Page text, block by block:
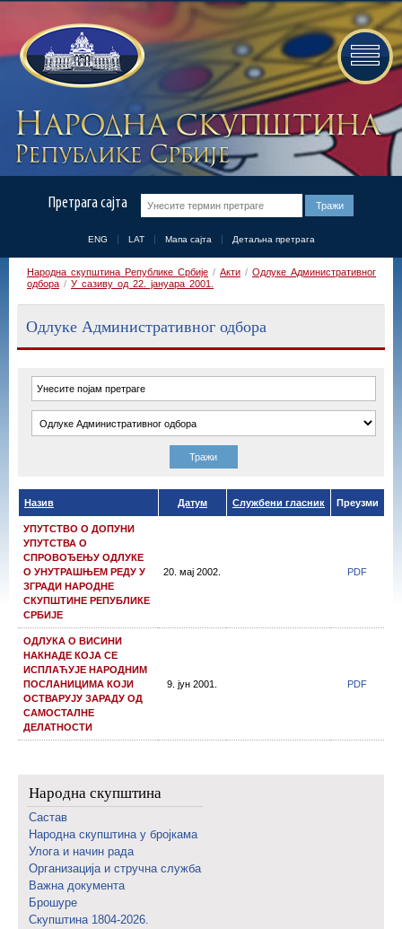
Претрага сајта
ENG LAT Мапа сајта Детаљна претрага
Народна скупштина Републике Србије / Акти / Одлуке Административног
одбора / У сазиву од 22. јануара 2001.
Одлуке Административног одбора
Назив Датум Службени гласник Преузми
УПУТСТВО О ДОПУНИ
УПУТСТВА О
СПРОВОЂЕЊУ ОДЛУКЕ
О УНУТРАШЊЕМ РЕДУ У
ЗГРАДИ НАРОДНЕ
СКУПШТИНЕ РЕПУБЛИКЕ
СРБИЈЕ
20. мај 2002. PDF
ОДЛУКА О ВИСИНИ
НАКНАДЕ КОЈА СЕ
ИСПЛАЋУЈЕ НАРОДНИМ
ПОСЛАНИЦИМА КОЈИ
ОСТВАРУЈУ ЗАРАДУ ОД
САМОСТАЛНЕ
ДЕЛАТНОСТИ
9. јун 2001. PDF
Народна скупштина
Састав
Народна скупштина у бројкама
Улога и начин рада
Организација и стручна служба
Важна документа
Брошуре
Скупштина 1804-2026.